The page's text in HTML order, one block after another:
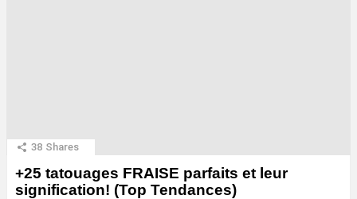
38 Shares
+25 tatouages ​​FRAISE parfaits et leur
signification! (Top Tendances)